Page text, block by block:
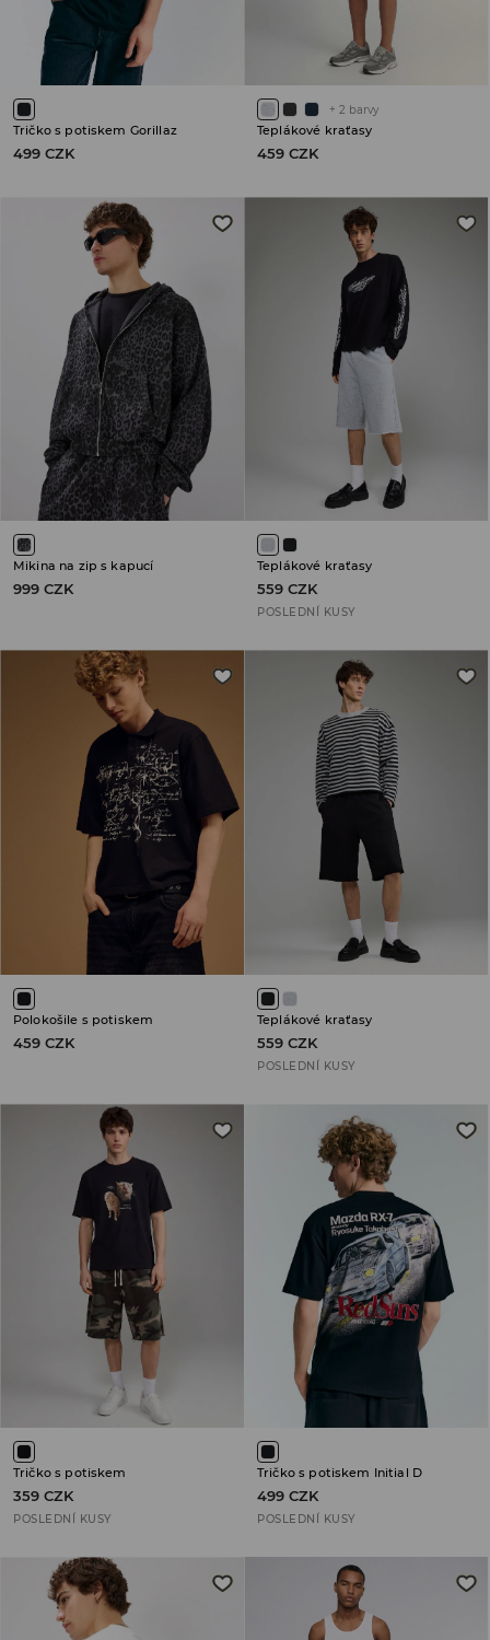
Tričko s potiskem Gorillaz
499 CZK
+ 2 barvy
Teplákové kraťasy
459 CZK
Mikina na zip s kapucí
999 CZK
Teplákové kraťasy
559 CZK
POSLEDNÍ KUSY
Polokošile s potiskem
459 CZK
Teplákové kraťasy
559 CZK
POSLEDNÍ KUSY
Tričko s potiskem
359 CZK
POSLEDNÍ KUSY
Tričko s potiskem Initial D
499 CZK
POSLEDNÍ KUSY